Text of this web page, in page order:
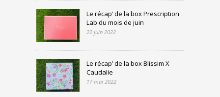
Le récap’ de la box Prescription
Lab du mois de juin
22 juin 2022
Le récap’ de la box Blissim X
Caudalie
17 mai 2022